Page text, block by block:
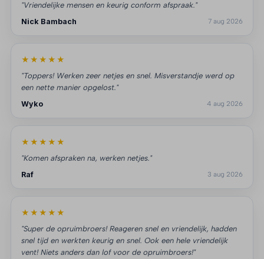
"Vriendelijke mensen en keurig conform afspraak."
Nick Bambach
7 aug 2026
★★★★★
"Toppers! Werken zeer netjes en snel. Misverstandje werd op
een nette manier opgelost."
Wyko
4 aug 2026
★★★★★
"Komen afspraken na, werken netjes."
Raf
3 aug 2026
★★★★★
"Super de opruimbroers! Reageren snel en vriendelijk, hadden
snel tijd en werkten keurig en snel. Ook een hele vriendelijk
vent! Niets anders dan lof voor de opruimbroers!"